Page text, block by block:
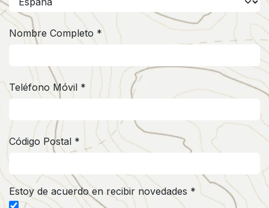
Nombre Completo *
Teléfono Móvil *
Código Postal *
Estoy de acuerdo en recibir novedades *